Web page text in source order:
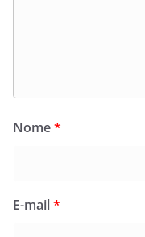
Nome*
E-mail*